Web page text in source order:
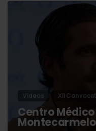
Vídeos XII
Centro